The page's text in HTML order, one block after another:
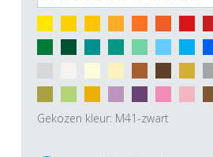
Gekozen kleur: M41-zwart